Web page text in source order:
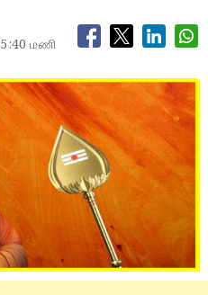
5:40 மணி